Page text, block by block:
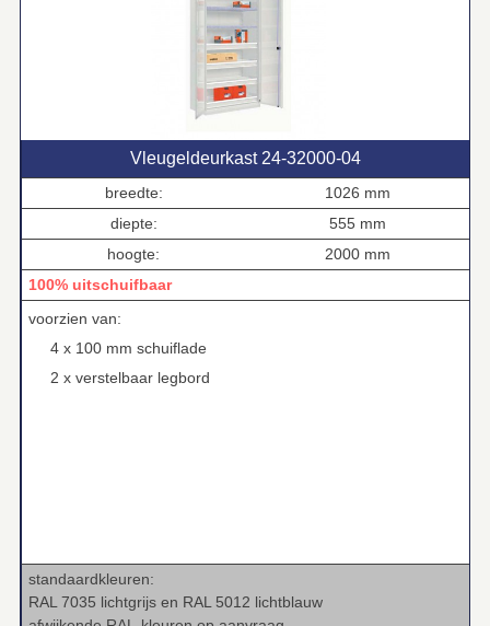
Vleugeldeurkast 24‑32000‑04
breedte:
1026 mm
diepte:
555 mm
hoogte:
2000 mm
100% uitschuifbaar
voorzien van:
4 x 100 mm schuiflade
2 x verstelbaar legbord
standaardkleuren:
RAL 7035 lichtgrijs en RAL 5012 lichtblauw